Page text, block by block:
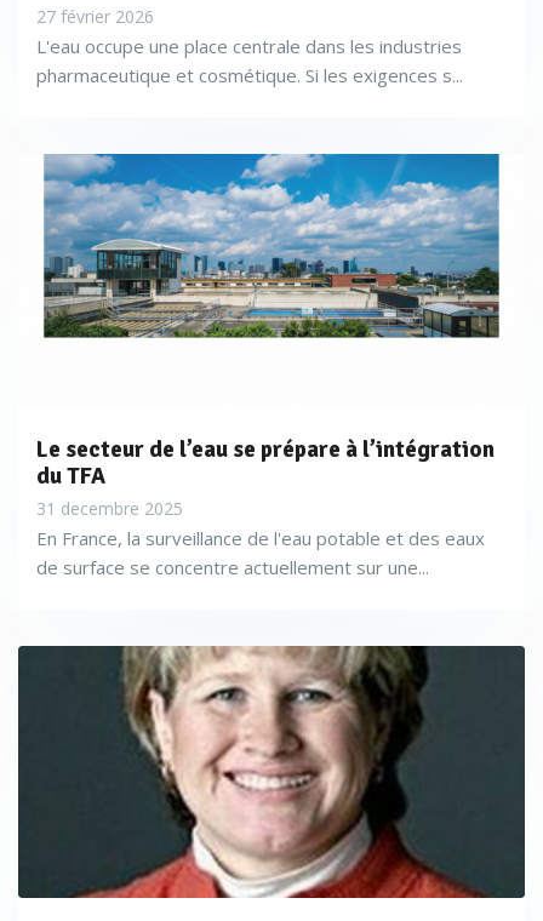
27 février 2026
L'eau occupe une place centrale dans les industries
pharmaceutique et cosmétique. Si les exigences s...
Le secteur de l’eau se prépare à l’intégration
du TFA
31 decembre 2025
En France, la surveillance de l'eau potable et des eaux
de surface se concentre actuellement sur une...